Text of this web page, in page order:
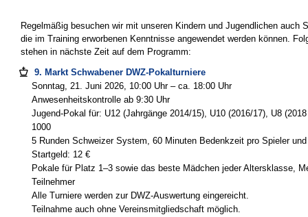
Regelmäßig besuchen wir mit unseren Kindern und Jugendlichen auch
die im Training erworbenen Kenntnisse angewendet werden können.
stehen in nächste Zeit auf dem Programm:
9. Markt Schwabener DWZ-Pokalturniere
Sonntag, 21. Juni 2026, 10:00 Uhr – ca. 18:00 Uhr
Anwesenheitskontrolle ab 9:30 Uhr
Jugend-Pokal für: U12 (Jahrgänge 2014/15), U10 (2016/17), U8
1000
5 Runden Schweizer System, 60 Minuten Bedenkzeit pro Spieler
Startgeld: 12 €
Pokale für Platz 1–3 sowie das beste Mädchen jeder Altersklasse,
Teilnehmer
Alle Turniere werden zur DWZ-Auswertung eingereicht.
Teilnahme auch ohne Vereinsmitgliedschaft möglich.